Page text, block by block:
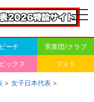
ビーチ 実業団/クラブ
ックス フォト
> 女子日本代表 >